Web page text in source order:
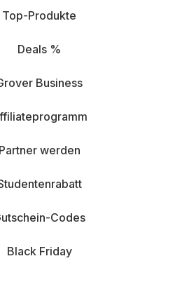
Top-Produkte
Deals %
Business
Partner werden
Codes
Black Friday